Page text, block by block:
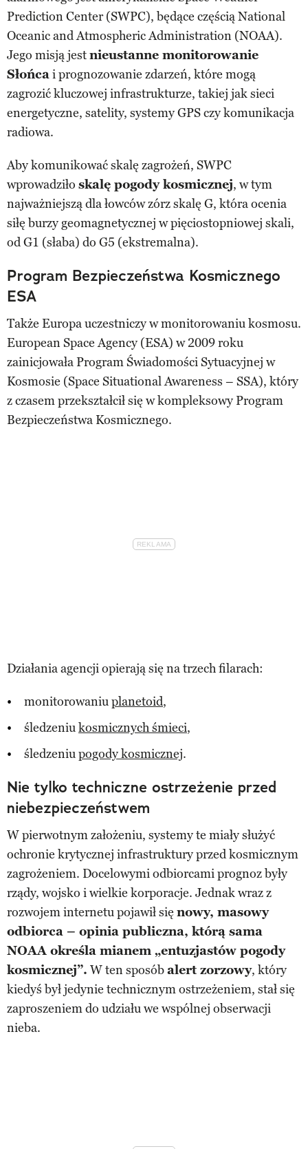
Prediction Center (SWPC), będące częścią National
Oceanic and Atmospheric Administration (NOAA).
Jego misją jestnieustanne monitorowanie
Słońcai prognozowanie zdarzeń, które mogą
zagrozić kluczowej infrastrukturze, takiej jak sieci
energetyczne, satelity, systemy GPS czy komunikacja
radiowa.
Aby komunikować skalę zagrożeń, SWPC
wprowadziło skalę pogody kosmicznej, w tym
najważniejszą dla łowców zórz skalę G, która ocenia
siłę burzy geomagnetycznej w pięciostopniowej skali,
od G1 (słaba) do G5 (ekstremalna).
Program Bezpieczeństwa Kosmicznego
ESA
Także Europa uczestniczy w monitorowaniu kosmosu.
European Space Agency (ESA) w 2009 roku
zainicjowała Program Świadomości Sytuacyjnej w
Kosmosie (Space Situational Awareness – SSA), który
z czasem przekształcił się w kompleksowy Program
Bezpieczeństwa Kosmicznego.
Działania agencji opierają się na trzech filarach:
monitorowaniuplanetoid,
śledzeniukosmicznych śmieci,
śledzeniupogody kosmicznej.
Nie tylko techniczne ostrzeżenie przed
niebezpieczeństwem
W pierwotnym założeniu, systemy te miały służyć
ochronie krytycznej infrastruktury przed kosmicznym
zagrożeniem. Docelowymi odbiorcami prognoz były
rządy, wojsko i wielkie korporacje. Jednak wraz z
rozwojem internetu pojawił się nowy, masowy
odbiorca – opinia publiczna, którą sama
NOAA określa mianem „entuzjastów pogody
kosmicznej”. W ten sposóbalert zorzowy, który
kiedyś był jedynie technicznym ostrzeżeniem, stał się
zaproszeniem do udziału we wspólnej obserwacji
nieba.